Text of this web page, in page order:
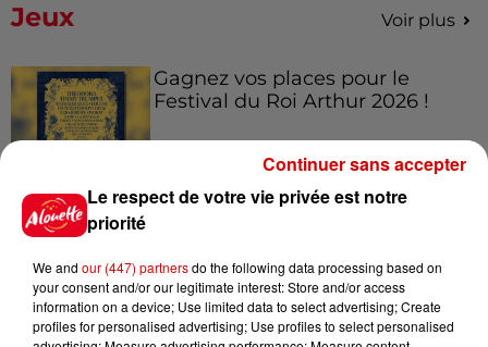
Jeux Voir plus
Gagnez vos places pour le
Festival du Roi Arthur 2026 !
Mans !
Le respect de votre vie privée est notre
priorité
We and our (447) partnersdo the following data processing based on
your consent and/or our legitimate interest: Store and/or access
information on a device; Use limited data to select advertising; Create
profiles for personalised advertising; Use profiles to select personalised
Continuer sans accepter